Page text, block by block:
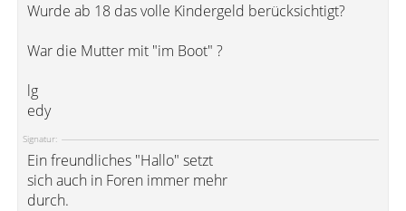
Wurde ab 18 das volle Kindergeld berücksichtigt?
War die Mutter mit "im Boot" ?
lg
edy
Signatur:
Ein freundliches "Hallo" setzt
sich auch in Foren immer mehr
durch.